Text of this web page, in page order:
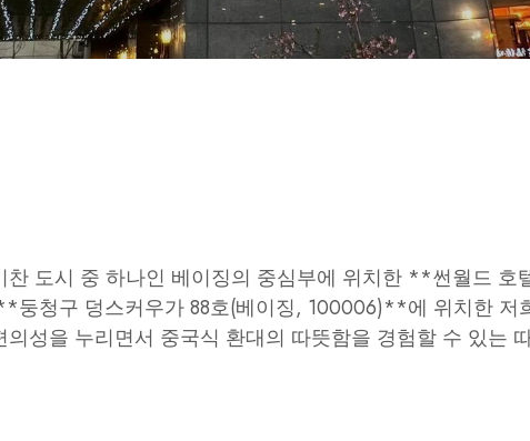
찬 도시 중 하나인 베이징의 중심부에 위치한 **썬월드
둥청구 덩스커우가 88호(베이징, 100006)**에 위치한 저
성을 누리면서 중국식 환대의 따뜻함을 경험할 수 있는